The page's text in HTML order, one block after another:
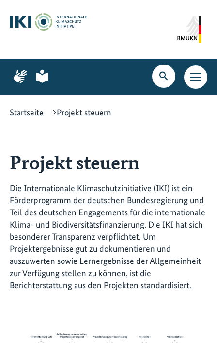
Hauptinhalt
springen
Suche
springen
Hauptnavigation
springen
Zur
Seite
Gebärdensprache
Zur
Seite
leichte
Suche
öffnen
Startseite
Projekt steuern
Projekt steuern
Die Internationale Klimaschutzinitiative (IKI) ist ein
Förderprogramm der deutschen Bundesregierung und
Teil des deutschen Engagements für die internationale
Klima- und Biodiversitätsfinanzierung. Die IKI hat sich
besonderer Transparenz verpflichtet. Um
Projektergebnisse gut zu dokumentieren und
auszuwerten sowie Lernergebnisse der Allgemeinheit
zur Verfügung stellen zu können, ist die
Berichterstattung aus den Projekten standardisiert.